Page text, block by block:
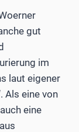
gut
im
laut eigener
Als eine von
eine